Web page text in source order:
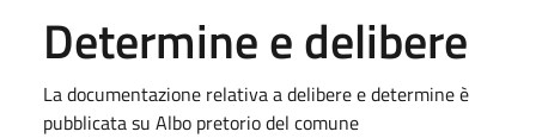
Determine e delibere
La documentazione relativa a delibere e determine è
pubblicata su Albo pretorio del comune